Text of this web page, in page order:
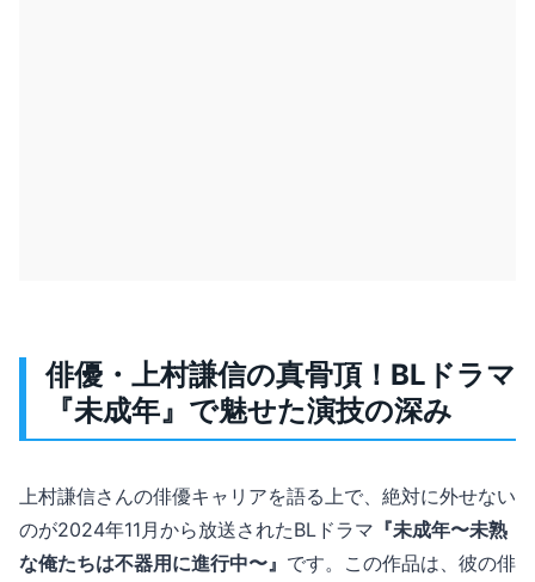
俳優・上村謙信の真骨頂！BLドラマ
『未成年』で魅せた演技の深み
上村謙信さんの俳優キャリアを語る上で、絶対に外せない
のが2024年11月から放送されたBLドラマ 『未成年〜未熟
な俺たちは不器用に進行中〜』 です。この作品は、彼の俳